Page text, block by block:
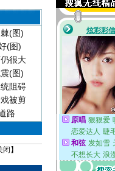
(图)
(图)
很大
(图)
阻碍
被剪
路
闭 】